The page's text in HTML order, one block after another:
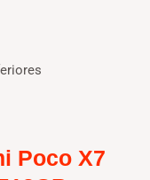
Poco X7